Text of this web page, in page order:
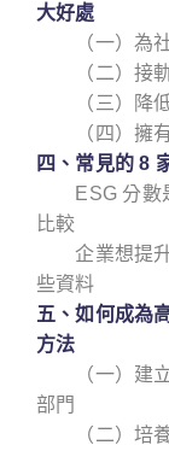
大好處
（一）為
（二）接
（三）降
（四）擁
四、常見的 8
ESG 分數
比較
企業想提
些資料
五、如何成為
方法
（一）建
部門
（二）培